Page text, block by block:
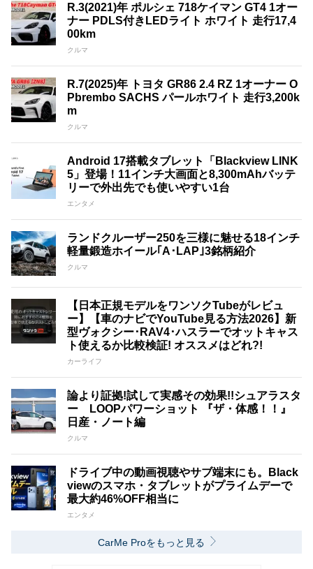
R.3(2021)年 ポルシェ 718ケイマン GT4 1オー
ナー PDLS付きLEDライト ホワイト 走行17,4
00km
クルマ
R.7(2025)年 トヨタ GR86 2.4 RZ 1オーナー O
Pbrembo SACHS パールホワイト 走行3,200k
m
クルマ
Android 17搭載タブレット「Blackview LINK
5」登場！11インチ大画面と8,300mAhバッテ
リーで外出先でも使いやすい1台
エンタメ
ランドクルーザー250を三様に魅せる18インチ
軽量鍛造ホイール｢A･LAP｣3銘柄紹介
クルマ
【日本正規モデルをワンソクTubeがレビュ
ー】【車のナビでYouTube見る方法2026】新
型ヴォクシー･RAV4･ハスラーでオットキャス
ト使えるか比較検証! オススメはどれ?!
カーライフ
論より証拠!試して実感その効果!!シュアラスタ
ー LOOPパワーショット 『ザ・体感！！』
日産・ノート編
クルマ
ドライブ中の動画視聴やサブ端末にも。Black
viewのスマホ・タブレットがプライムデーで
最大約46%OFF相当に
エンタメ
CarMe Proをもっと見る